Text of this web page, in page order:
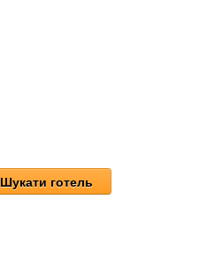
Шукати готель